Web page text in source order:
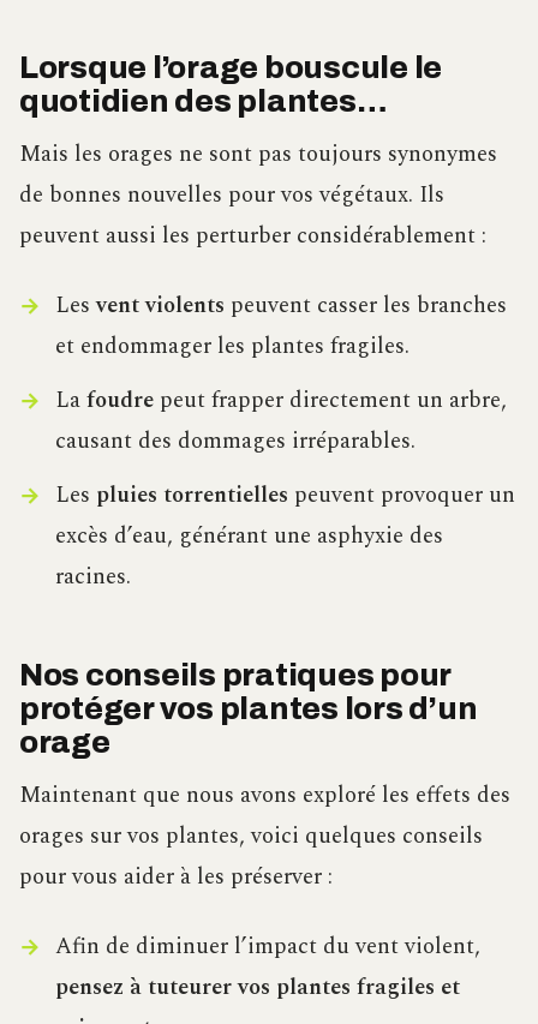
Lorsque l’orage bouscule le
quotidien des plantes…
Mais les orages ne sont pas toujours synonymes
de bonnes nouvelles pour vos végétaux. Ils
peuvent aussi les perturber considérablement :
Lesvent violents peuvent casser les branches
et endommager les plantes fragiles.
Lafoudrepeut frapper directement un arbre,
causant des dommages irréparables.
Les pluies torrentielles peuvent provoquer un
excès d’eau, générant une asphyxie des
racines.
Nos conseils pratiques pour
protéger vos plantes lors d’un
orage
Maintenant que nous avons exploré les effets des
orages sur vos plantes, voici quelques conseils
pour vous aider à les préserver :
Afin de diminuer l’impact du vent violent,
pensez à tuteurer vos plantes fragiles et